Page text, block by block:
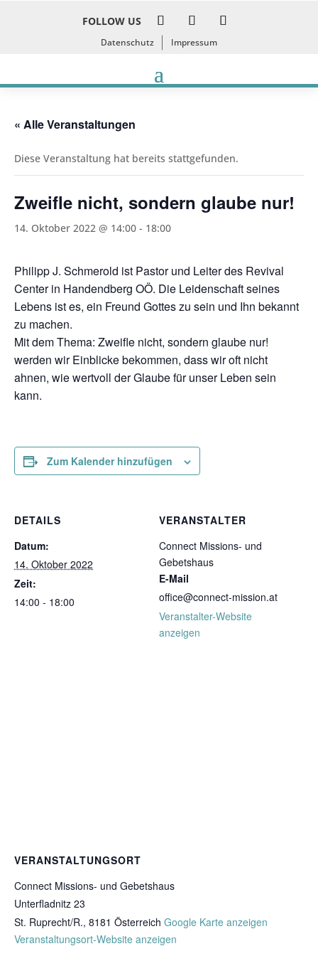
FOLLOW US
Datenschutz Impressum
« Alle Veranstaltungen
Diese Veranstaltung hat bereits stattgefunden.
Zweifle nicht, sondern glaube nur!
14. Oktober 2022 @ 14:00 - 18:00
Philipp J. Schmerold ist Pastor und Leiter des Revival
Center in Handendberg OÖ. Die Leidenschaft seines
Lebens ist es, ein Freund Gottes zu sein und Ihn bekannt
zu machen.
Mit dem Thema: Zweifle nicht, sondern glaube nur!
werden wir Einblicke bekommen, dass wir oft nicht
ahnen, wie wertvoll der Glaube für unser Leben sein
kann.
Zum Kalender hinzufügen
DETAILS
Datum:
14. Oktober 2022
Zeit:
14:00 - 18:00
VERANSTALTER
Connect Missions- und
Gebetshaus
E-Mail
office@connect-mission.at
Veranstalter-Website
anzeigen
VERANSTALTUNGSORT
Connect Missions- und Gebetshaus
Unterfladnitz 23
St. Ruprecht/R., 8181 Österreich Google Karte anzeigen
Veranstaltungsort-Website anzeigen